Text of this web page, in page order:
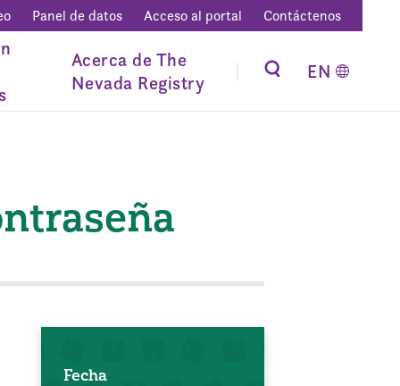
Panel de datos Acceso al portal Contáctenos
Acerca de The
Nevada Registry
EN
Fecha